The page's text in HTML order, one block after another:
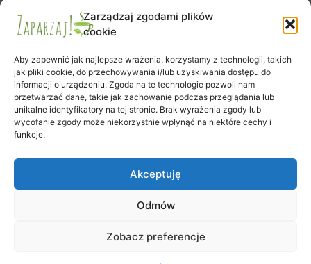
Zarządzaj zgodami plików
cookie
Aby zapewnić jak najlepsze wrażenia, korzystamy z technologii, takich
jak pliki cookie, do przechowywania i/lub uzyskiwania dostępu do
informacji o urządzeniu. Zgoda na te technologie pozwoli nam
przetwarzać dane, takie jak zachowanie podczas przeglądania lub
unikalne identyfikatory na tej stronie. Brak wyrażenia zgody lub
wycofanie zgody może niekorzystnie wpłynąć na niektóre cechy i
funkcje.
Akceptuję
Odmów
Zobacz preferencje
Zapisy na warsztaty
Zamówienie
Koszyk
Motyw Astra WordPress